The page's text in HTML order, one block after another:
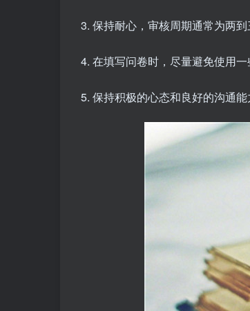
3. 保持耐心，审核周期通常为两到
4. 在填写问卷时，尽量避免使用
5. 保持积极的心态和良好的沟通